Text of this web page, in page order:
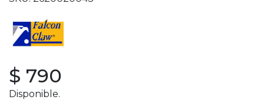
$ 790
Disponible.